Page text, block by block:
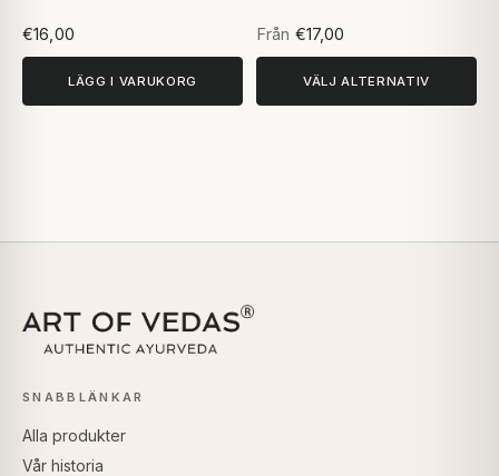
€16,00
LÄGG I VARUKORG
Från €17,00
VÄLJ ALTERNATIV
SNABBLÄNKAR
Alla produkter
Vår historia